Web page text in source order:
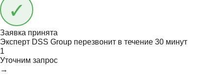
Заявка принята
Эксперт DSS Group перезвонит в течение 30 минут
1
Уточним запрос
→